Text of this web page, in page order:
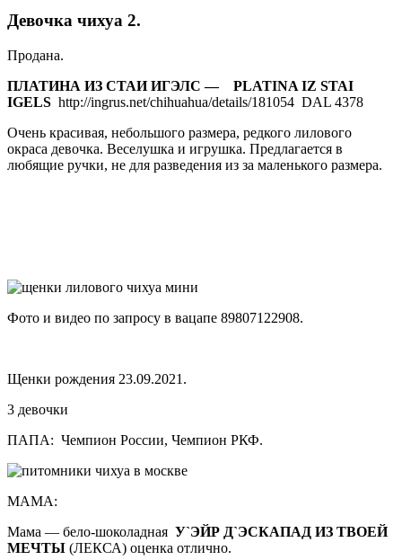
Девочка чихуа 2.
Продана.
ПЛАТИНА ИЗ СТАИ ИГЭЛС —PLATINA IZ STAI
IGELS http://ingrus.net/chihuahua/details/181054 DAL 4378
Очень красивая, небольшого размера, редкого лилового
окраса девочка. Веселушка и игрушка. Предлагается в
любящие ручки, не для разведения из за маленького размера.
Фото и видео по запросу в вацапе 89807122908.
Щенки рождения 23.09.2021.
3 девочки
ПАПА: Чемпион России, Чемпион РКФ.
МАМА:
Мама — бело-шоколадная У`ЭЙР Д`ЭСКАПАД ИЗ ТВОЕЙ
МЕЧТЫ (ЛЕКСА) оценка отлично.